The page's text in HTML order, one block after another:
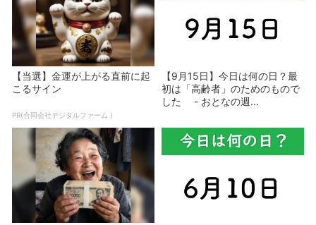
【当選】金運が上がる直前に起
こるサイン
PR(合同会社デジタルファーム )
【9月15日】今日は何の日？最
初は「高齢者」のためのもので
した - おとなの週...